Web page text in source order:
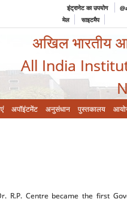
इंट्रानेट का उपयोग
मेल
साइटमैप
अखिल भारतीय
All India
अपॉइंटमेंट अनुसंधान पुस्तकालय
R.P. Centre became the first